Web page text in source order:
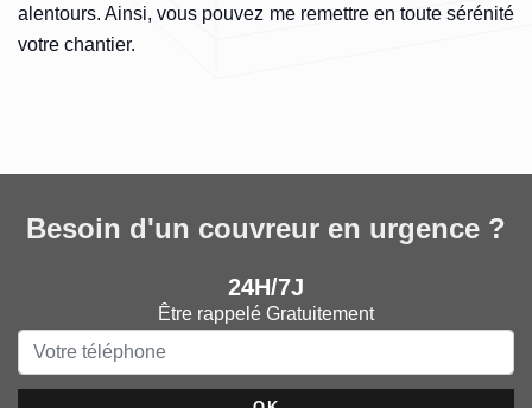
alentours. Ainsi, vous pouvez me remettre en toute sérénité
votre chantier.
Besoin d'un couvreur en urgence ?
24H/7J
Être rappelé Gratuitement